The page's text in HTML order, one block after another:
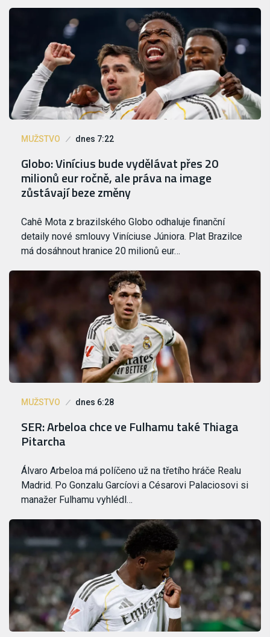
MUŽSTVO dnes 7:22
Globo: Vinícius bude vydělávat přes 20
milionů eur ročně, ale práva na image
zůstávají beze změny
Cahê Mota z brazilského Globo odhaluje finanční
detaily nové smlouvy Viníciuse Júniora. Plat Brazilce
má dosáhnout hranice 20 milionů eur…
MUŽSTVO dnes 6:28
SER: Arbeloa chce ve Fulhamu také Thiaga
Pitarcha
Álvaro Arbeloa má políčeno už na třetího hráče Realu
Madrid. Po Gonzalu Garcíovi a Césarovi Palaciosovi si
manažer Fulhamu vyhlédl…